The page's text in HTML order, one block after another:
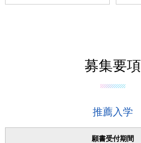
募集要項
推薦入学
願書受付期間